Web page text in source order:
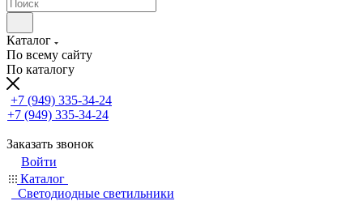
Каталог
По всему сайту
По каталогу
+7 (949) 335-34-24
+7 (949) 335-34-24
Заказать звонок
Войти
Каталог
Светодиодные светильники